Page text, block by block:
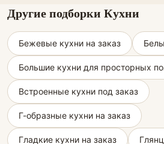
Другие подборки Кухни
Бежевые кухни на заказ
Большие кухни для просторных
Встроенные кухни под заказ
Г-образные кухни на заказ
Гладкие кухни на заказ